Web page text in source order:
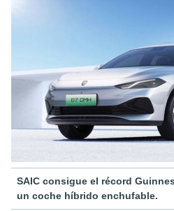
SAIC consigue el récord
un coche híbrido enchufable.